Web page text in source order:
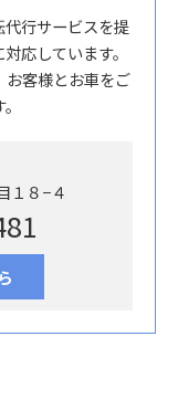
行サービスを提
応しています。
お客様とお車をご
１８−４